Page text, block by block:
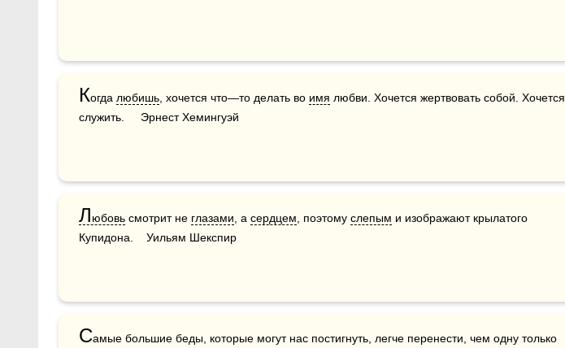
Когда любишь , хочется что—то делать во имя любви. Хочется жертвовать собой. Хочется
служить.     Эрнест Хемингуэй
Любовь смотрит не глазами , а сердцем , поэтому слепым и изображают крылатого
Купидона.    Уильям Шекспир
С